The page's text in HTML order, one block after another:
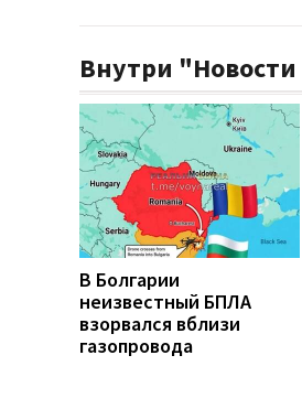
Внутри
В Болгарии
неизвестный БПЛА
взорвался вблизи
газопровода